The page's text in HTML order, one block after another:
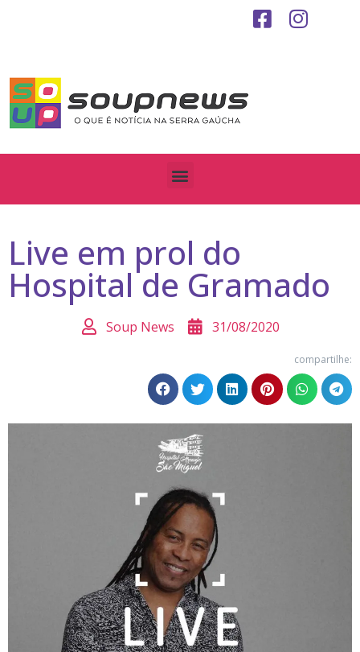
Live em prol do
Hospital de Gramado
Soup News 31/08/2020
compartilhe: